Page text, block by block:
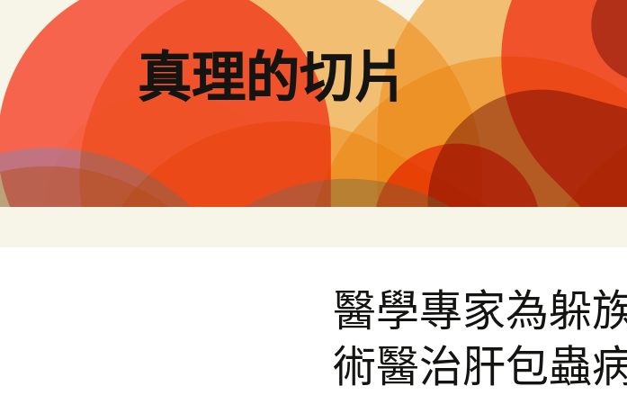
要
內
容
真理的切片
醫學專家為躲
術醫治肝包蟲